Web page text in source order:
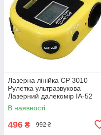
Лазерна лінійка CP 3010
Рулетка ультразвукова
Лазерний далекомір IA-52
В наявності
496 ₴ 992 ₴